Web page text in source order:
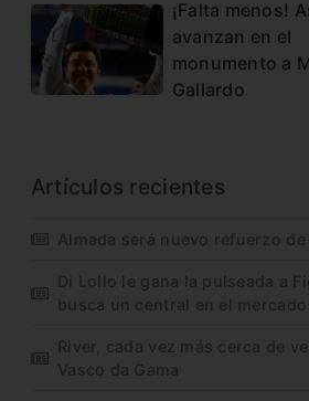
¡Falta menos!
avanzan en el
monumento a
Gallardo
Artículos recientes
Almada será nuevo refuerzo de
Di Lollo le gana la pulseada a
busca un central en el mercado
River, cada vez más cerca de
Vasco da Gama